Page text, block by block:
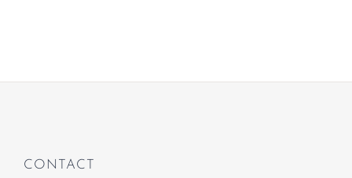
CONTACT